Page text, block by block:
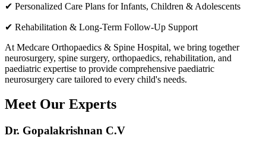
✔ Personalized Care Plans for Infants, Children & Adolescents
✔ Rehabilitation & Long-Term Follow-Up Support
At Medcare Orthopaedics & Spine Hospital, we bring together
neurosurgery, spine surgery, orthopaedics, rehabilitation, and
paediatric expertise to provide comprehensive paediatric
neurosurgery care tailored to every child's needs.
Meet Our Experts
Dr. Gopalakrishnan C.V